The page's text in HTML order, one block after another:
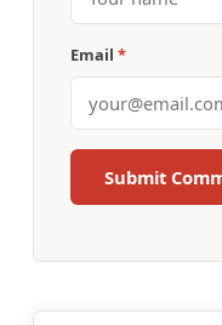
Email *
Submit